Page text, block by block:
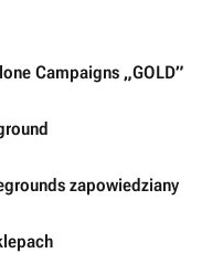
Campaigns „GOLD”
zapowiedziany